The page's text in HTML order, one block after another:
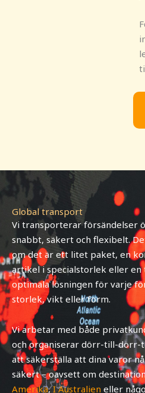
Global transport
Vi transporterar försändelser
snabbt, säkert och flexibelt.
om det är ett litet paket, en
artikel i specialstorlek eller en
optimala lösningen för varje
storlek, vikt eller form.
Vi arbetar med både
och organiserar dörr-till-dörr-
att säkerställa att dina varor
säkert – oavsett om
Amerika,I Australien eller